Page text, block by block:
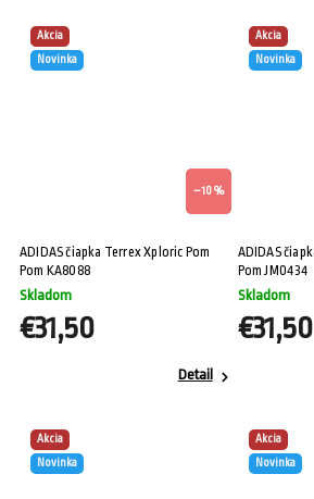
Akcia
Novinka
–10 %
ADIDAS čiapka Terrex Xploric Pom
Pom KA8088
Skladom
€31,50
Detail
Akcia
Novinka
ADIDAS
Pom JM0434
Skladom
€31,50
Akcia
Novinka
Akcia
Novinka